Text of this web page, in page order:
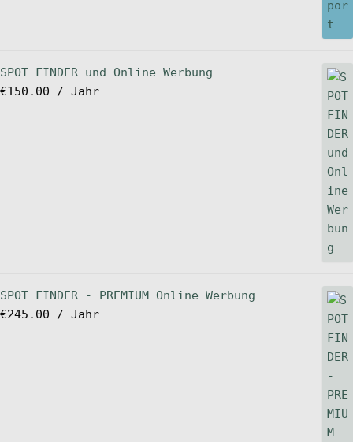
SPOT FINDER und Online Werbung
€150.00 / Jahr
SPOT FINDER - PREMIUM Online Werbung
€245.00 / Jahr